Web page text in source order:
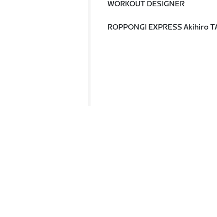
WORKOUT DESIGNER
ROPPONGI EXPRESS Akihiro